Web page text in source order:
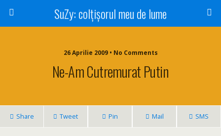
SuZy: colţişorul meu de lume
26 Aprilie 2009 • No Comments
Ne-Am Cutremurat Putin
Share Tweet Pin Mail SMS